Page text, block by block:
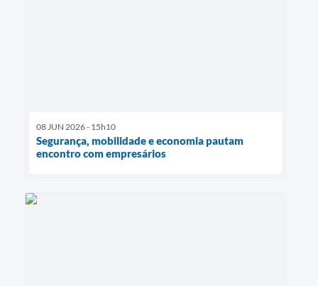
08 JUN 2026 - 15h10
Segurança, mobilidade e economia pautam
encontro com empresários